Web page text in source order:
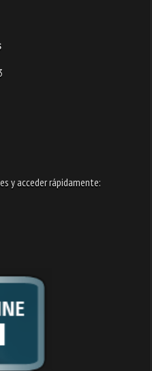
y acceder rápidamente:​